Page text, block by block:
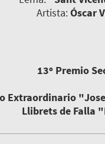
Artista:Óscar
13º Premio
Extraordinario
Llibrets de Falla